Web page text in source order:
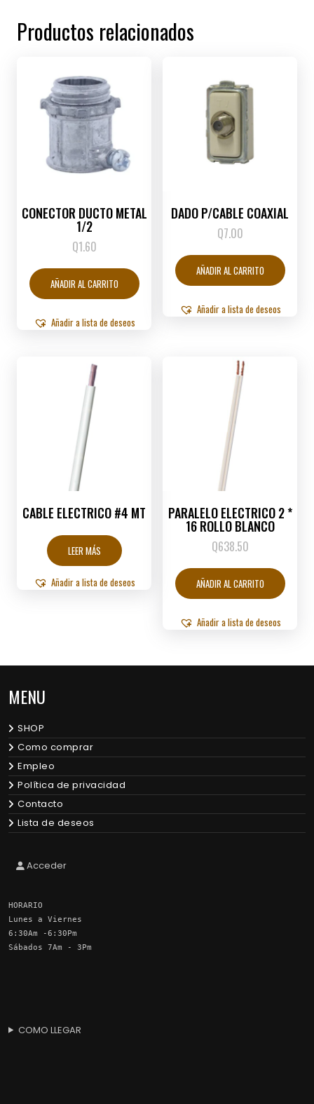
Productos relacionados
CONECTOR DUCTO METAL
1/2
Q1.60
AÑADIR AL CARRITO
Añadir a lista de deseos
DADO P/CABLE COAXIAL
Q7.00
AÑADIR AL CARRITO
Añadir a lista de deseos
CABLE ELECTRICO #4 MT
LEER MÁS
Añadir a lista de deseos
PARALELO ELECTRICO 2 *
16 ROLLO BLANCO
Q638.50
AÑADIR AL CARRITO
Añadir a lista de deseos
MENU
SHOP
Como comprar
Empleo
Política de privacidad
Contacto
Lista de deseos
Acceder
HORARIO
Lunes a Viernes
6:30Am -6:30Pm
Sábados 7Am - 3Pm
COMO LLEGAR